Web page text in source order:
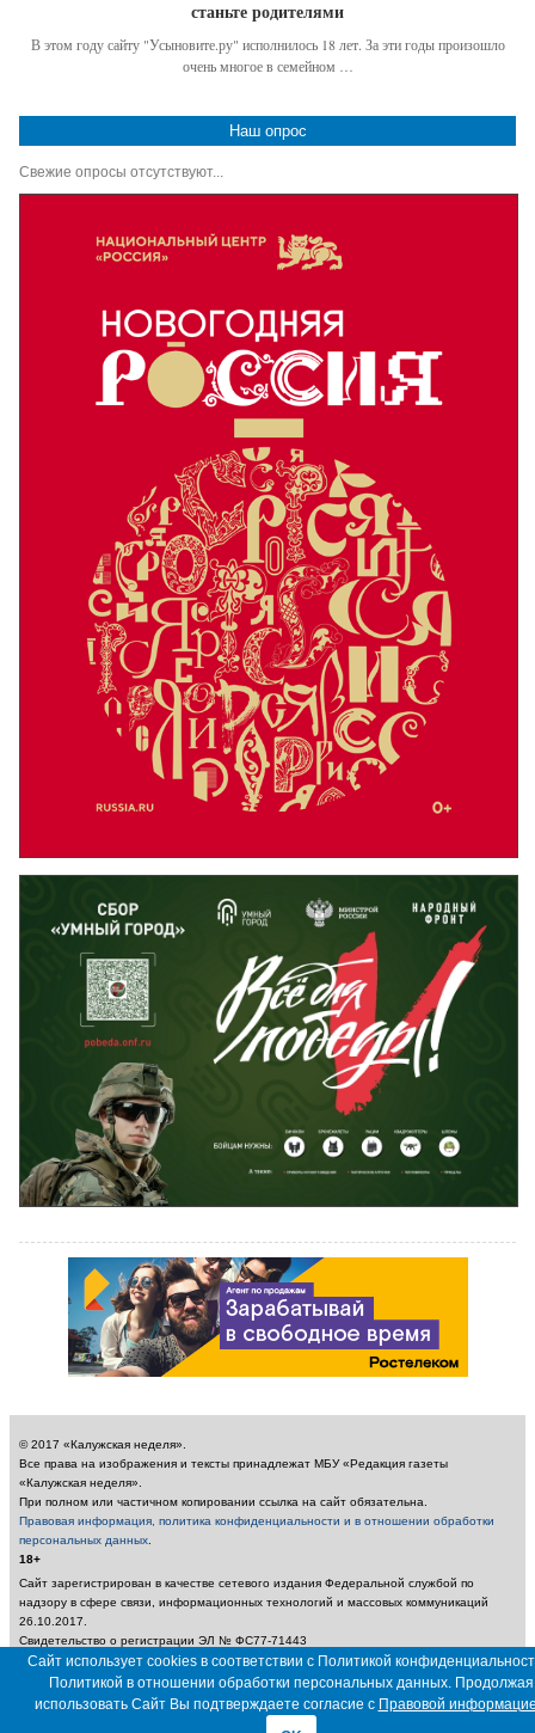
станьте родителями
В этом году сайту "Усыновите.ру" исполнилось 18 лет. За эти годы произошло
очень многое в семейном …
Наш опрос
Свежие опросы отсутствуют...
© 2017 «Калужская неделя».
Все права на изображения и тексты принадлежат МБУ «Редакция газеты
«Калужская неделя».
При полном или частичном копировании ссылка на сайт обязательна.
Правовая информация, политика конфиденциальности и в отношении обработки
персональных данных
18+
Сайт зарегистрирован в качестве сетевого издания Федеральной службой по
надзору в сфере связи, информационных технологий и массовых коммуникаций
26.10.2017.
Свидетельство о регистрации ЭЛ № ФС77-71443
Учредитель: Муниципальное бюджетное учреждение «Редакция газеты «Калужская
неделя»
Главный редактор: Амбарцумян А. Ю. / Электронный адрес редакции:
nedelya_kaluga@adm.kaluga.ru / Телефон редакции: 400-424
Сайт использует cookies в соответствии с Политикой
Политикой в отношении обработки персональных данных. Продолжая
использовать Сайт Вы подтверждаете согласие с Правовой